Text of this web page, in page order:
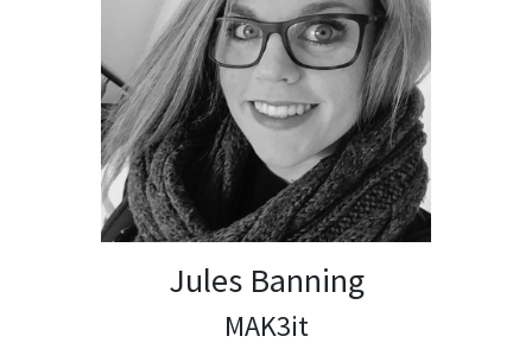
Jules Banning
MAK3it